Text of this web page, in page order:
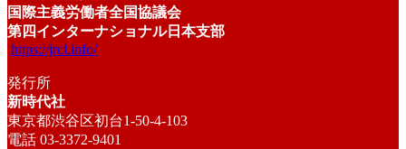
国際主義労働者全国協議会
第四インターナショナル日本支部
https://jrcl.info/
発行所
新時代社
東京都渋谷区初台1-50-4-103
電話 03-3372-9401